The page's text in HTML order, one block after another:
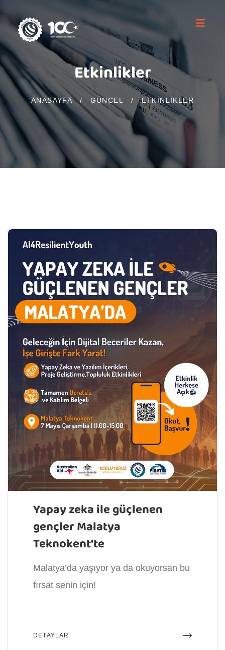
Etkinlikler
ANASAYFA / GÜNCEL / ETKINLIKLER
Yapay zeka ile güçlenen
gençler Malatya
Teknokent'te
Malatya’da yaşıyor ya da okuyorsan bu
fırsat senin için!
DETAYLAR